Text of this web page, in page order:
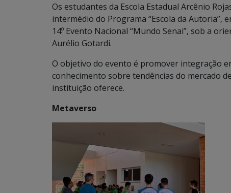
Os estudantes da Escola Estadual Arcênio
intermédio do Programa “Escola da Autoria”,
14º Evento Nacional “Mundo Senai”, sob a
Aurélio Gotardi.
O objetivo do evento é promover integração
conhecimento sobre tendências do mercado
instituição oferece.
Metaverso